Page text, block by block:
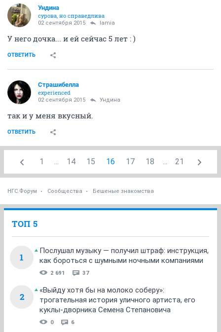
Ундинa
сурова, но справедлива
02 сентября 2015 lamia
У него дочка... и ей сейчас 5 лет : )
ОТВЕТИТЬ
Страшибелла
experienced
02 сентября 2015 Ундинa
так и у меня вкусный.
ОТВЕТИТЬ
1 ... 14 15 16 17 18 ... 21
НГС.Форум Сообщества Бешеные знакомства
ТОП 5
1
Послушал музыку — получил штраф: инструкция,
как бороться с шумными ночными компаниями
2 691 37
2
«Выйду хотя бы на молоко соберу»:
трогательная история уличного артиста, его
куклы-дворника Семена Степановича
0 6